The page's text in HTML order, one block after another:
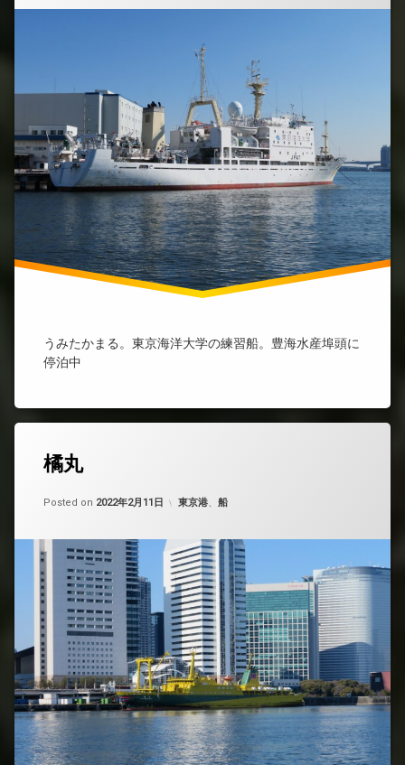
うみたかまる。東京海洋大学の練習船。豊海水産埠頭に
停泊中
橘丸
Posted on 2022年2月11日
Updated on
by nobue
カテゴリー:
東京港、 船